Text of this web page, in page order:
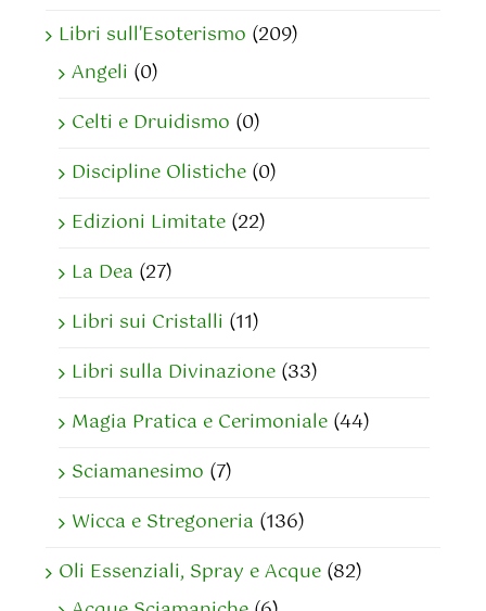
Libri sull'Esoterismo (209)
Angeli (0)
Celti e Druidismo (0)
Discipline Olistiche (0)
Edizioni Limitate (22)
La Dea (27)
Libri sui Cristalli (11)
Libri sulla Divinazione (33)
Magia Pratica e Cerimoniale (44)
Sciamanesimo (7)
Wicca e Stregoneria (136)
Oli Essenziali, Spray e Acque (82)